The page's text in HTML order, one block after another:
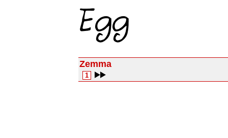
Zemma
1